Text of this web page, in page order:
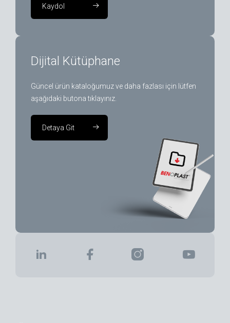
Kaydol
Dijital Kütüphane
Güncel ürün kataloğumuz ve daha fazlası için lütfen
aşağıdaki butona tıklayınız.
Detaya Git